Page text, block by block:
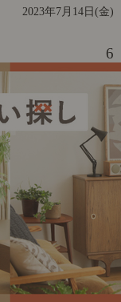
2023年7月14日(金)
6